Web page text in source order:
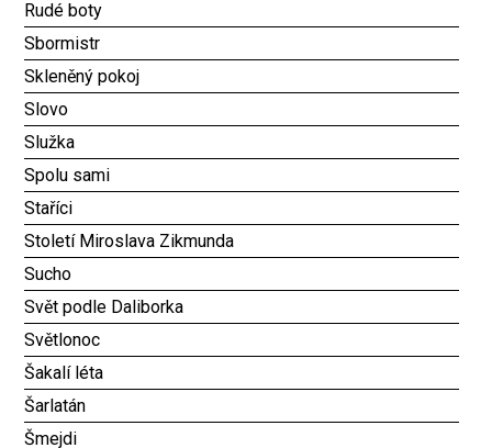
Rudé boty
Sbormistr
Skleněný pokoj
Slovo
Služka
Spolu sami
Staříci
Století Miroslava Zikmunda
Sucho
Svět podle Daliborka
Světlonoc
Šakalí léta
Šarlatán
Šmejdi